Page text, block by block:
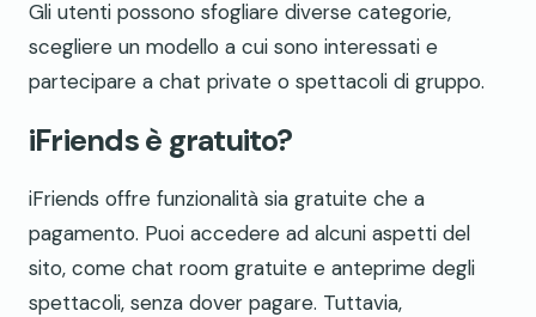
Gli utenti possono sfogliare diverse categorie,
scegliere un modello a cui sono interessati e
partecipare a chat private o spettacoli di gruppo.
iFriends è gratuito?
iFriends offre funzionalità sia gratuite che a
pagamento. Puoi accedere ad alcuni aspetti del
sito, come chat room gratuite e anteprime degli
spettacoli, senza dover pagare. Tuttavia,